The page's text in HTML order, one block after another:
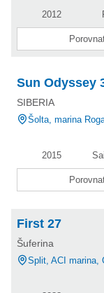
2012
Sun Odyssey
SIBERIA
Šolta, marina
2015
First 27
Šuferina
Split, ACI marina,